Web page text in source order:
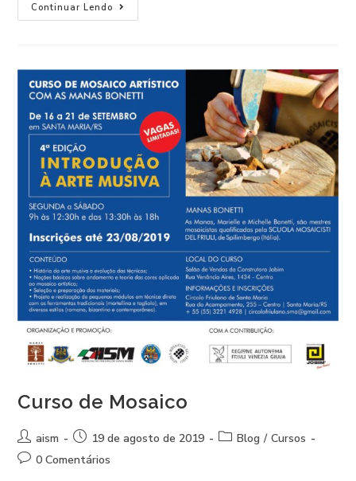
Continuar Lendo
Curso de Mosaico
aism 19 de agosto de 2019 Blog / Cursos
0 Comentários